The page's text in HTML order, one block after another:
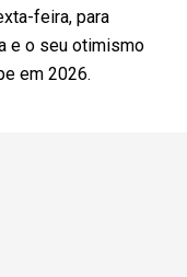
feira, para
e o seu otimismo
em 2026.